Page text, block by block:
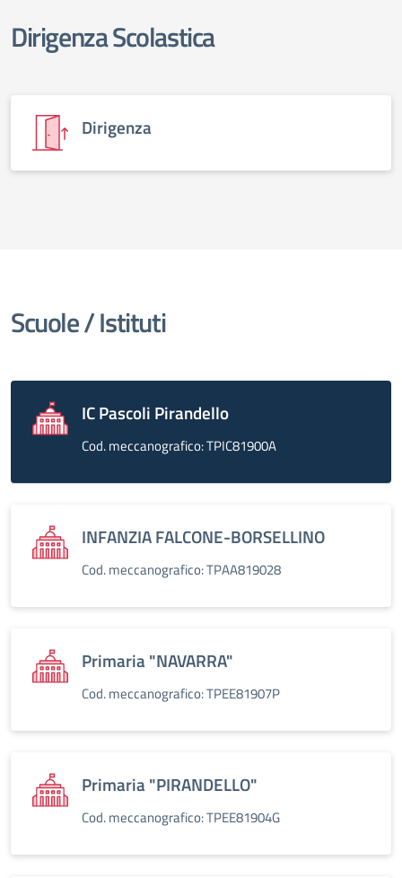
elenco degli organi
Dirigenza Scolastica
Dirigenza
Scuole / Istituti
IC Pascoli Pirandello
Cod. meccanografico: TPIC81900A
INFANZIA FALCONE-BORSELLINO
Cod. meccanografico: TPAA819028
Primaria "NAVARRA"
Cod. meccanografico: TPEE81907P
Primaria "PIRANDELLO"
Cod. meccanografico: TPEE81904G